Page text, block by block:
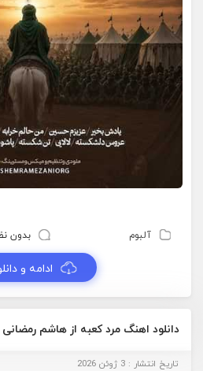
آلبوم بدون
ادامه و
دانلود اهنگ مرد کعبه از هاشم رمضانی
تاریخ انتشار : 3 ژوئن 2026